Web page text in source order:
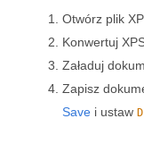
Otwórz plik
Konwertuj
Załaduj
Zapisz
Save i ustaw